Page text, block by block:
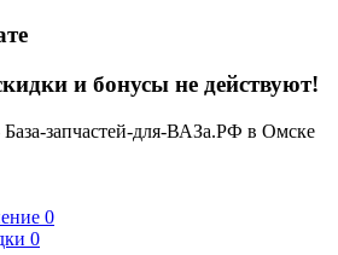
и бонусы не действуют!
запчастей-для-ВАЗа.РФ в Омске
0
0